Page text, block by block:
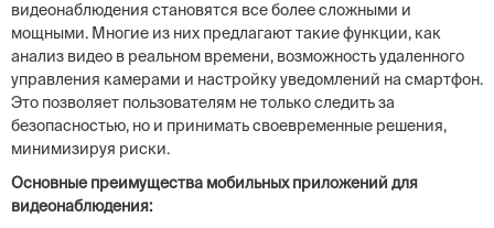
видеонаблюдения становятся все более сложными и
мощными. Многие из них предлагают такие функции, как
анализ видео в реальном времени, возможность удаленного
управления камерами и настройку уведомлений на смартфон.
Это позволяет пользователям не только следить за
безопасностью, но и принимать своевременные решения,
минимизируя риски.
Основные преимущества мобильных приложений для
видеонаблюдения: